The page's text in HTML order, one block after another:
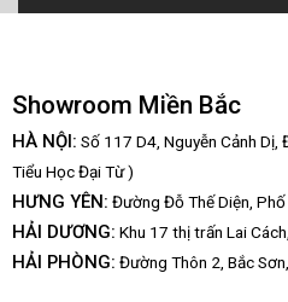
Showroom Miền Bắc
HÀ NỘI: Số 117 D4, Nguyễn Cảnh Dị,
Tiểu Học Đại Từ )
HƯNG YÊN: Đường Đỗ Thế Diện, Phố
HẢI DƯƠNG: Khu 17 thị trấn Lai
HẢI PHÒNG: Đường Thôn 2, Bắc